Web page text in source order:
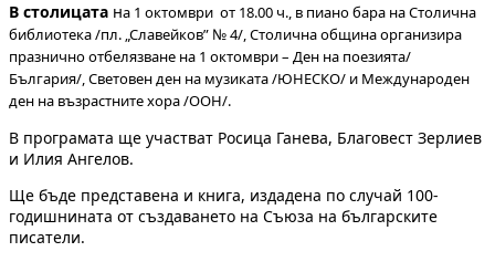
В столицата на 1 октомври от 18.00 ч., в пиано бара на Столична
библиотека /пл. „Славейков” № 4/, Столична община организира
празнично отбелязване на 1 октомври – Ден на поезията/
България/, Световен ден на музиката /ЮНЕСКО/ и Международен
ден на възрастните хора /ООН/.
В програмата ще участват Росица Ганева, Благовест Зерлиев
и Илия Ангелов.
Ще бъде представена и книга, издадена по случай 100-
годишнината от създаването на Съюза на българските
писатели.